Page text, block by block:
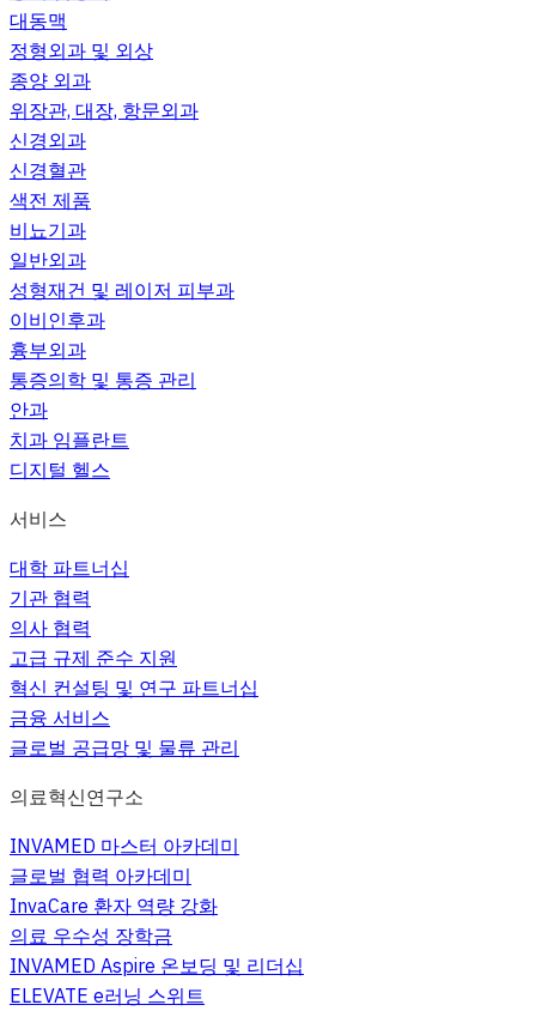
대동맥
정형외과 및 외상
종양 외과
위장관, 대장, 항문외과
신경외과
신경혈관
색전 제품
비뇨기과
일반외과
성형재건 및 레이저 피부과
이비인후과
흉부외과
통증의학 및 통증 관리
안과
치과 임플란트
디지털 헬스
서비스
대학 파트너십
기관 협력
의사 협력
고급 규제 준수 지원
혁신 컨설팅 및 연구 파트너십
금융 서비스
글로벌 공급망 및 물류 관리
의료혁신연구소
INVAMED 마스터 아카데미
글로벌 협력 아카데미
InvaCare 환자 역량 강화
의료 우수성 장학금
INVAMED Aspire 온보딩 및 리더십
ELEVATE e러닝 스위트